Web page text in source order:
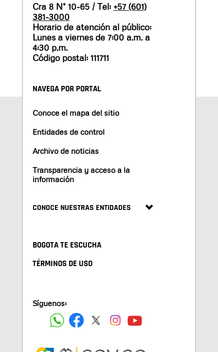
Cra 8 N° 10-65 / Tel: +57 (601)
381-3000
Horario de atención al público:
Lunes a viernes de 7:00 a.m. a
4:30 p.m.
Código postal: 111711
NAVEGA POR PORTAL
Conoce el mapa del sitio
Entidades de control
Archivo de noticias
Transparencia y acceso a la
información
CONOCE NUESTRAS ENTIDADES
BOGOTA TE ESCUCHA
TÉRMINOS DE USO
Síguenos: